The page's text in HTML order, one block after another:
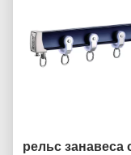
рельс занавеса